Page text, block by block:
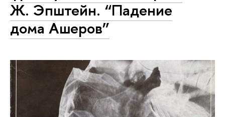
Ж. Эпштейн. “Падение
дома Ашеров”